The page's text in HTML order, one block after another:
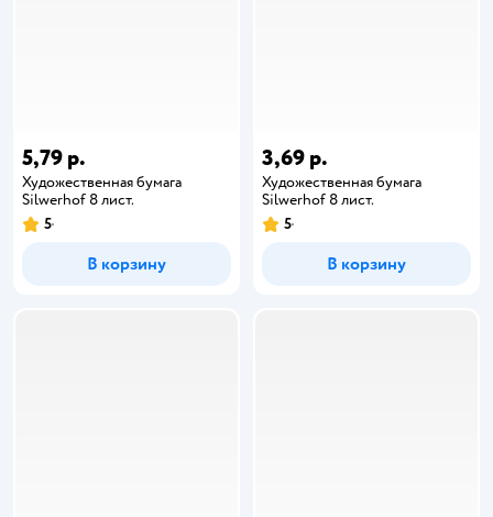
5,79 р.
Художественная бумага
Silwerhof 8 лист.
5
В корзину
3,69 р.
Художественная бумага
Silwerhof 8 лист.
5
В корзину